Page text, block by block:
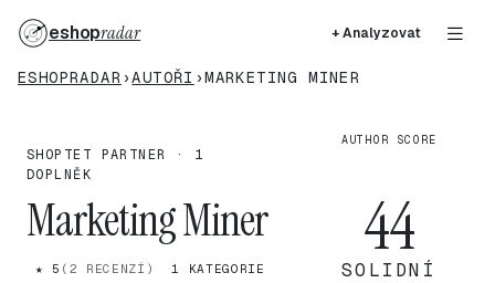
eshopradar + Analyzovat
ESHOPRADAR ›AUTOŘI ›MARKETING MINER
SHOPTET PARTNER · 1
DOPLNĚK
Marketing Miner
★ 5 (2 RECENZÍ)
1 KATEGORIE
AUTHOR SCORE
44
SOLIDNÍ